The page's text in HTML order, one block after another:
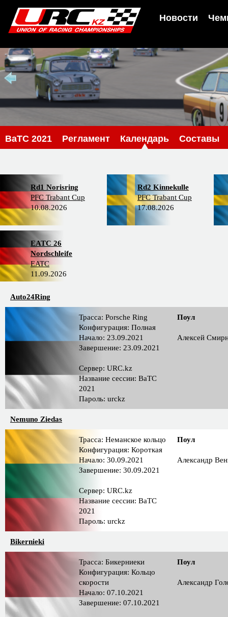
Новости
BaTC 2021 Регламент Календарь Составы
Rd1 Norisring
PFC Trabant Cup
10.08.2026
Rd2 Kinnekulle
PFC Trabant Cup
17.08.2026
EATC 26
Nordschleife
EATC
11.09.2026
Auto24Ring
Трасса: Porsche Ring
Конфигурация: Полная
Начало: 23.09.2021
Завершение: 23.09.2021
Сервер: URC.kz
Название сессии: BaTC
2021
Пароль: urckz
Поул
Алексей
Nemuno Ziedas
Трасса: Неманское кольцо
Конфигурация: Короткая
Начало: 30.09.2021
Завершение: 30.09.2021
Сервер: URC.kz
Название сессии: BaTC
2021
Пароль: urckz
Поул
Александр
Bikernieki
Трасса: Бикерниеки
Конфигурация: Кольцо
скорости
Начало: 07.10.2021
Завершение: 07.10.2021
Поул
Александр